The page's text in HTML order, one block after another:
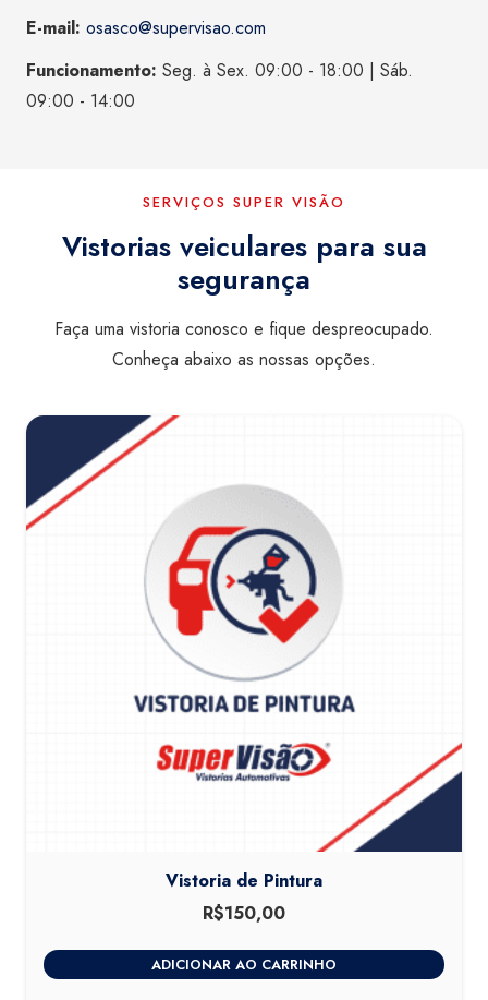
E-mail: osasco@supervisao.com
Funcionamento: Seg. à Sex. 09:00 - 18:00 | Sáb.
09:00 - 14:00
SERVIÇOS SUPER VISÃO
Vistorias veiculares para sua
segurança
Faça uma vistoria conosco e fique despreocupado.
Conheça abaixo as nossas opções.
Vistoria de Pintura
R$150,00
ADICIONAR AO CARRINHO